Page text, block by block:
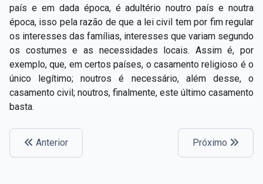
Capítulo XXIV — Não ponhais a candeia debaixo do
alqueire
▸
Capítulo XXV — Buscai e achareis ▸
Capítulo XXVI — Dai gratuitamente o que
gratuitamente recebestes
Capítulo XXVIII — Coletânea de preces espíritas
país e em dada época, é adultério noutro país e noutra
época, isso pela razão de que a lei civil tem por fim regular
os interesses das famílias, interesses que variam segundo
os costumes e as necessidades locais. Assim é, por
exemplo, que, em certos países, o casamento religioso é o
único legítimo; noutros é necessário, além desse, o
casamento civil; noutros, finalmente, este último casamento
basta.
Anterior Próximo